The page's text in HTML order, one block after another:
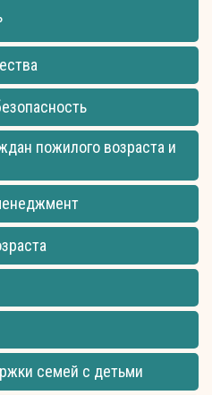
пожилого возраста и
семей с детьми